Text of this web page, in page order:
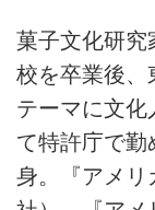
菓子文化研究
校を卒業後、
テーマに文化
て特許庁で
身。『アメリ